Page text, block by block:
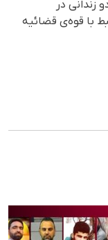
زندانی در
با قوه‌ی قضائیه